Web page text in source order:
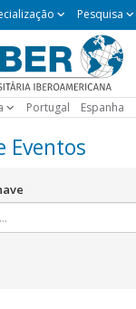
Pesquisa
Portugal Espanha
Eventos